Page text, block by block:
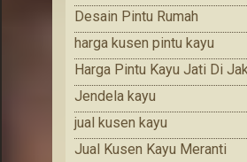
Desain Pintu Rumah
harga kusen pintu kayu
Harga Pintu Kayu Jati Di
Jendela kayu
jual kusen kayu
Jual Kusen Kayu Meranti